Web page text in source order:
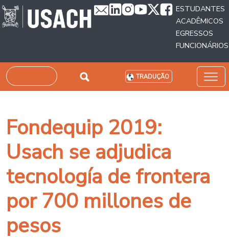
Passar para o conteúdo principal
ESTUDANTES
ACADÊMICOS
EGRESSOS
FUNCIONÁRIOS
Pesquisar TRADUÇÃO
Fondequip 2019:
Usach se adjudica
tecnología de frontera
por 700 millones de
pesos